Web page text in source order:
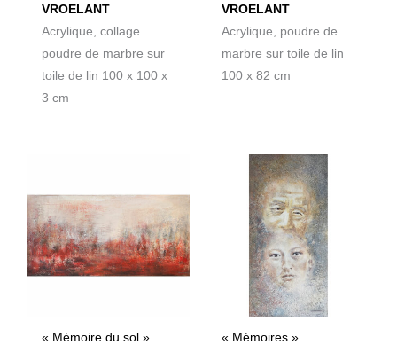
VROELANT
Acrylique, collage
poudre de marbre sur
toile de lin 100 x 100 x
3 cm
VROELANT
Acrylique, poudre de
marbre sur toile de lin
100 x 82 cm
« Mémoire du sol » « Mémoires »